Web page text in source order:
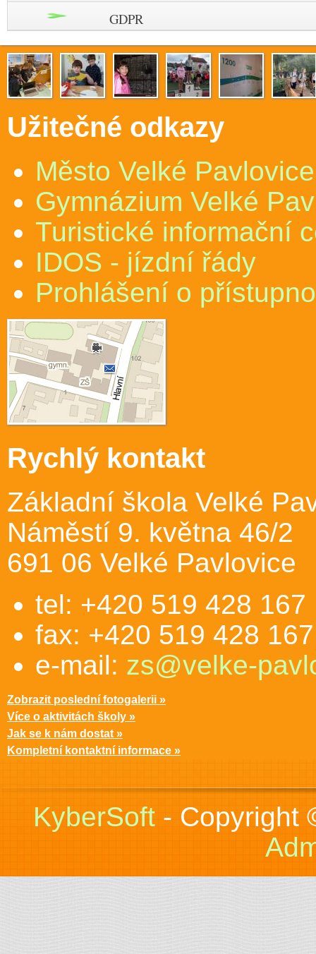
GDPR
Užitečné odkazy
Město Velké Pavlovice
Gymnázium Velké
Turistické informační
IDOS - jízdní řády
Prohlášení o
Rychlý kontakt
Základní škola Velké
Náměstí 9. května 46/2
691 06 Velké Pavlovice
tel: +420 519 428 167
fax: +420 519 428 167
e-mail: zs@velke-
Zobrazit poslední fotogalerii »
Více o aktivitách školy »
Jak se k nám dostat »
Kompletní kontaktní informace »
KyberSoft- Copyright